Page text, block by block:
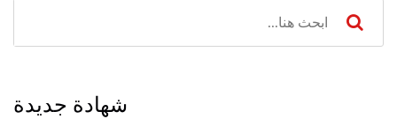
شهادة جديدة